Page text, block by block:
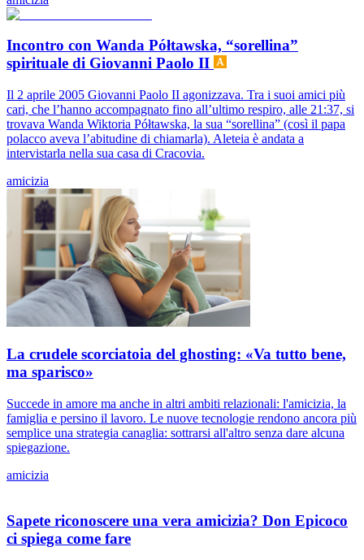
Incontro con Wanda Półtawska, “sorellina”
spirituale di Giovanni Paolo II
Il 2 aprile 2005 Giovanni Paolo II agonizzava. Tra i suoi amici più
cari, che l’hanno accompagnato fino all’ultimo respiro, alle 21:37, si
trovava Wanda Wiktoria Półtawska, la sua “sorellina” (così il papa
polacco aveva l’abitudine di chiamarla). Aleteia è andata a
intervistarla nella sua casa di Cracovia.
amicizia
La crudele scorciatoia del ghosting: «Va tutto bene,
ma sparisco»
Succede in amore ma anche in altri ambiti relazionali: l'amicizia, la
famiglia e persino il lavoro. Le nuove tecnologie rendono ancora più
semplice una strategia canaglia: sottrarsi all'altro senza dare alcuna
spiegazione.
amicizia
Sapete riconoscere una vera amicizia? Don Epicoco
ci spiega come fare